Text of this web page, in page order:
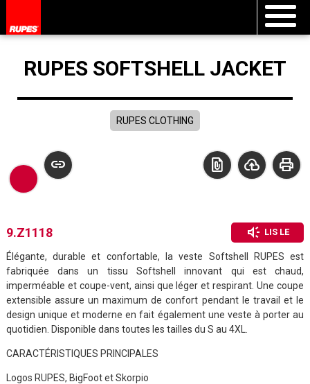
RUPES SOFTSHELL JACKET
RUPES CLOTHING
link print
cloud_upload
file_present
brand_awareness LIS LE
9.Z1118
Élégante, durable et confortable, la veste Softshell RUPES est
fabriquée dans un tissu Softshell innovant qui est chaud,
imperméable et coupe-vent, ainsi que léger et respirant. Une coupe
extensible assure un maximum de confort pendant le travail et le
design unique et moderne en fait également une veste à porter au
quotidien. Disponible dans toutes les tailles du S au 4XL.
CARACTÉRISTIQUES PRINCIPALES
Logos RUPES, BigFoot et Skorpio